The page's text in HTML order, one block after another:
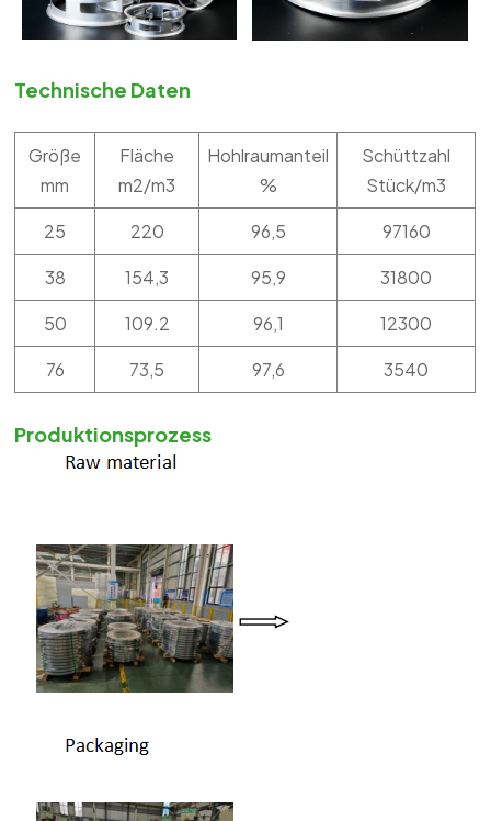
Technische Daten
Größe
mm
Fläche
m2/m3
Hohlraumanteil
%
Schüttzahl
Stück/m3
25
220 96,5
97160
38
154,3 95,9
31800
50
109.2 96,1
12300
76
73,5 97,6 3540
Produktionsprozess